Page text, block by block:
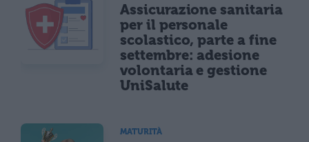
Assicurazione sanitaria
per il personale
scolastico, parte a fine
settembre: adesione
volontaria e gestione
UniSalute
MATURITÀ